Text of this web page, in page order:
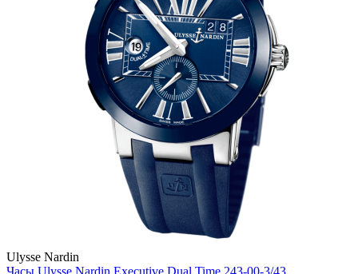
Ulysse Nardin
Часы Ulysse Nardin Executive Dual Time 243-00-3/43